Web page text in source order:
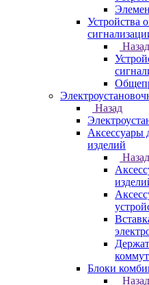
Устройства
Назад
Назад
Аксессуары
изделий
Назад
Блоки
Назад